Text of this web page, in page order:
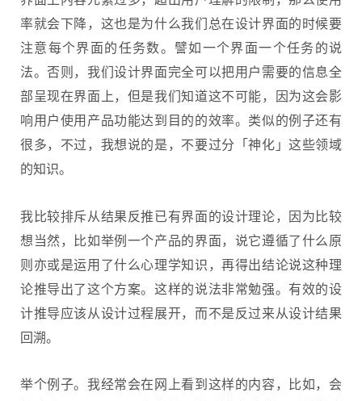
率就会下降，这也是为什么我们总在设计界面的时候要
注意每个界面的任务数。譬如一个界面一个任务的说
法。否则，我们设计界面完全可以把用户需要的信息全
部呈现在界面上，但是我们知道这不可能，因为这会影
响用户使用产品功能达到目的的效率。类似的例子还有
很多，不过，我想说的是，不要过分「神化」这些领域
的知识。
我比较排斥从结果反推已有界面的设计理论，因为比较
想当然，比如举例一个产品的界面，说它遵循了什么原
则亦或是运用了什么心理学知识，再得出结论说这种理
论推导出了这个方案。这样的说法非常勉强。有效的设
计推导应该从设计过程展开，而不是反过来从设计结果
回溯。
举个例子。我经常会在网上看到这样的内容，比如，会